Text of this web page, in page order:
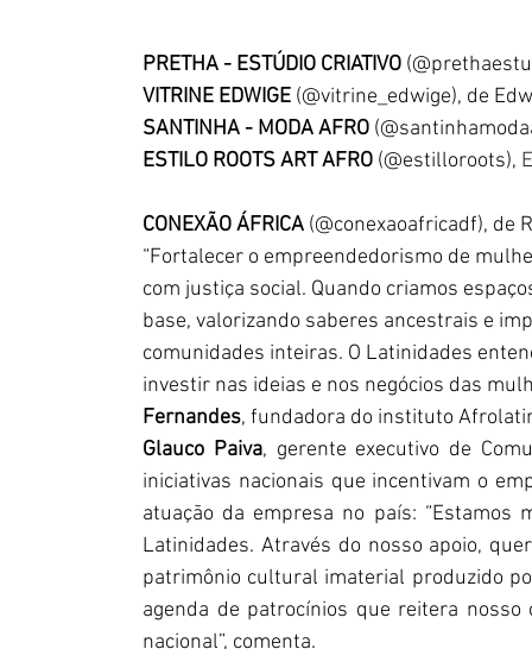
PRETHA - ESTÚDIO CRIATIVO
VITRINE EDWIGE (@vitrine_edwige), de
SANTINHA - MODA AFRO
ESTILO ROOTS ART AFRO (@estilloroots),
CONEXÃO ÁFRICA (@conexaoafricadf), de
“Fortalecer o empreendedorismo de
com justiça social. Quando criamos
base, valorizando saberes ancestrais e
comunidades inteiras. O Latinidades
investir nas ideias e nos negócios das
Fernandes, fundadora do instituto
Glauco Paiva, gerente executivo de
iniciativas nacionais que incentivam o
atuação da empresa no país:
Latinidades. Através do nosso apoio,
patrimônio cultural imaterial produzido
agenda de patrocínios que reitera
nacional”, comenta.